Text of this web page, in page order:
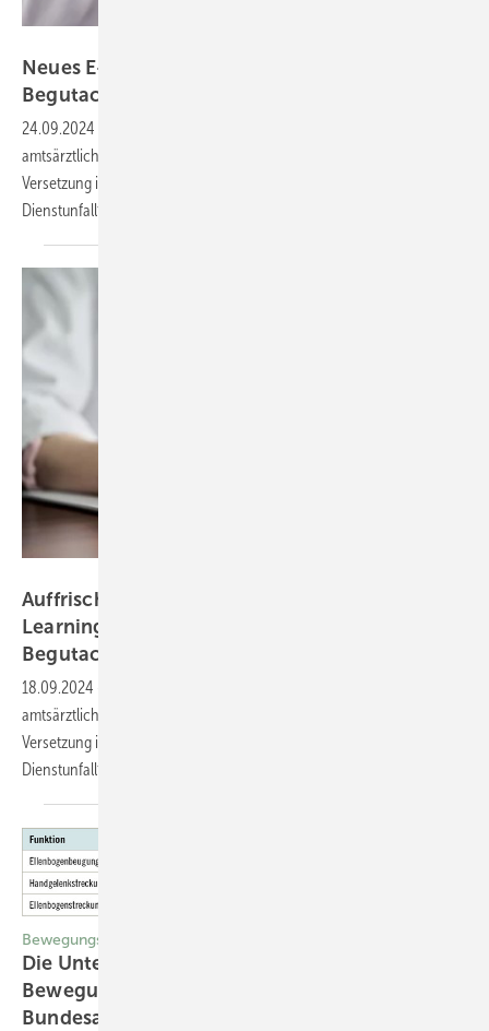
Neues E-Learning zum Thema „Grundlagen der
Begutachtung“
24.09.2024
amtsärztlichen Dienstes im Gesundheitsamt, etwa wenn es um eine
Versetzung in den vorzeitigen Ruhestand oder die Anerkennung von
Dienstunfallfolgen
Auffrischung und Arbeitshilfe: Neues E-
Learning zum Thema „Grundlagen der
Begutachtung“
18.09.2024
amtsärztlichen Dienstes im Gesundheitsamt, etwa wenn es um eine
Versetzung in den vorzeitigen Ruhestand oder die Anerkennung von
Dienstunfallfolgen
Bewegungsapparat
Die Untersuchung und Beurteilung des
Bewegungsapparats im Ärztlichen Dienst der
Bundesagentur für